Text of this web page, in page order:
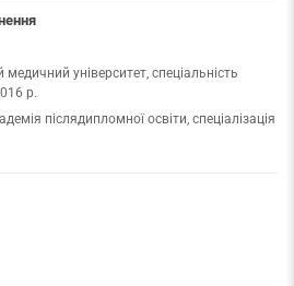
університет, спеціальність
р.
післядипломної освіти, спеціалізація